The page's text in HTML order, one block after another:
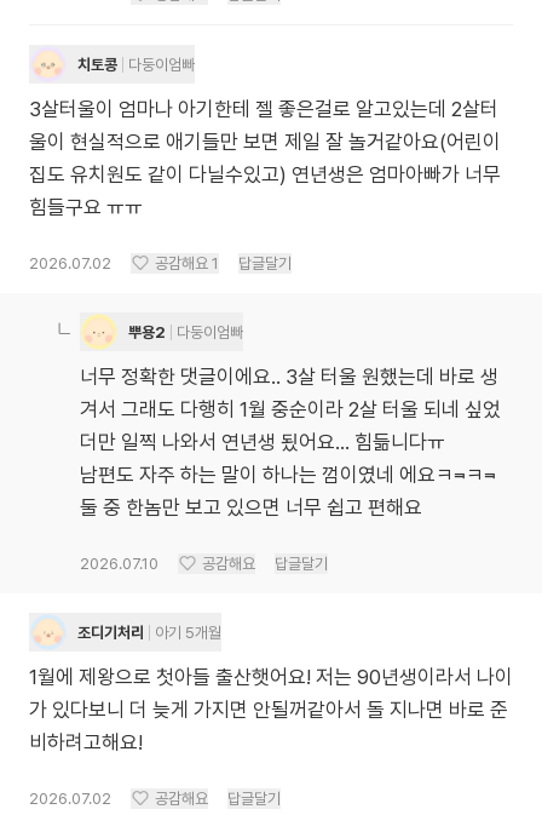
치토콩 다둥이엄빠
3살터울이 엄마나 아기한테 젤 좋은걸로 알고있는데 2살터
울이 현실적으로 애기들만 보면 제일 잘 놀거같아요(어린이
집도 유치원도 같이 다닐수있고) 연년생은 엄마아빠가 너무
힘들구요 ㅠㅠ
2026.07.02 공감해요 1 답글달기
뿌용2 다둥이엄빠
너무 정확한 댓글이에요.. 3살 터울 원했는데 바로 생
겨서 그래도 다행히 1월 중순이라 2살 터울 되네 싶었
더만 일찍 나와서 연년생 됬어요... 힘듦니다ㅠ
남편도 자주 하는 말이 하나는 껌이였네 에요ㅋ⫬ㅋ⫬
둘 중 한놈만 보고 있으면 너무 쉽고 편해요
2026.07.10 공감해요 답글달기
조디기처리 아기 5개월
1월에 제왕으로 첫아들 출산햇어요! 저는 90년생이라서 나이
가 있다보니 더 늦게 가지면 안될꺼같아서 돌 지나면 바로 준
비하려고해요!
2026.07.02 공감해요 답글달기